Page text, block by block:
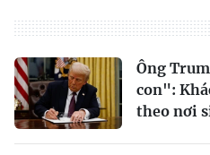
Ông
con":
theo nơi